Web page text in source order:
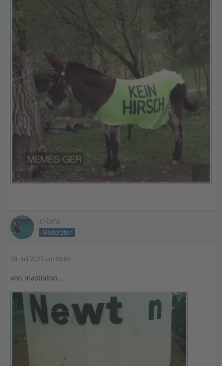
c-bra
Moderator
28. Juli 2023 um 08:02
von mastodon...